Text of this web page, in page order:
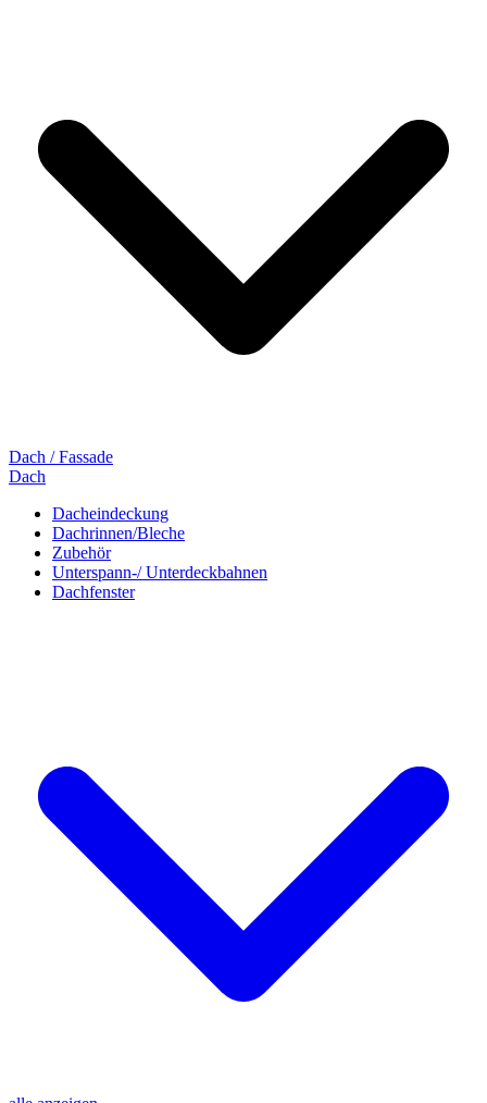
Dach / Fassade
Dach
Dacheindeckung
Dachrinnen/Bleche
Zubehör
Unterspann-/ Unterdeckbahnen
Dachfenster